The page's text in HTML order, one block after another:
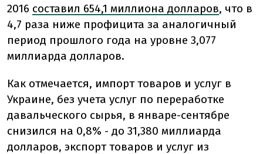
2016 составил 654,1 миллиона долларов, что в
4,7 раза ниже профицита за аналогичный
период прошлого года на уровне 3,077
миллиарда долларов.
Как отмечается, импорт товаров и услуг в
Украине, без учета услуг по переработке
давальческого сырья, в январе-сентябре
снизился на 0,8% - до 31,380 миллиарда
долларов, экспорт товаров и услуг из